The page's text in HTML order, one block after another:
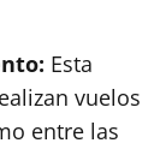
Esta
vuelos
entre las